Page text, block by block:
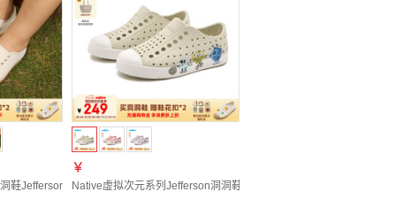
鞋内长22cm）
鞋沙滩鞋 藏青|幸运数字|藏青 42
鞋JeffersonHi我不是胖虎联名户外休闲溯溪凉鞋 豆腐白|胖虎鞋头印花|棕色 36
￥
Native虚拟次元系列Jefferson洞洞鞋男女童户外玩水防滑沙滩鞋凉